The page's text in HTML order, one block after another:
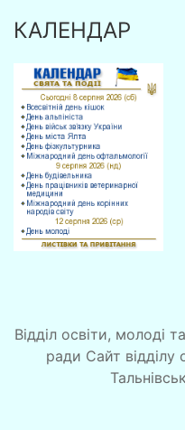
КАЛЕНДАР
Відділ освіти, молоді
ради Сайт відділу